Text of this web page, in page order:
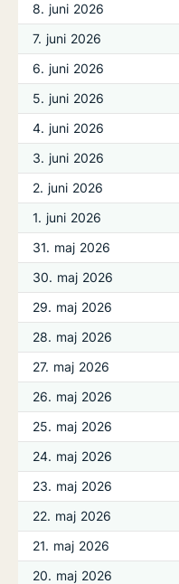
8. juni 2026
7. juni 2026
6. juni 2026
5. juni 2026
4. juni 2026
3. juni 2026
2. juni 2026
1. juni 2026
31. maj 2026
30. maj 2026
29. maj 2026
28. maj 2026
27. maj 2026
26. maj 2026
25. maj 2026
24. maj 2026
23. maj 2026
22. maj 2026
21. maj 2026
20. maj 2026